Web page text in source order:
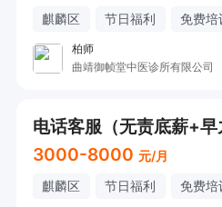
麒麟区 节日福利 免费培
柏师
曲靖御帧堂中医诊所有限公司
电话客服（无责底薪+早
3000-8000 元/月
麒麟区 节日福利 免费培